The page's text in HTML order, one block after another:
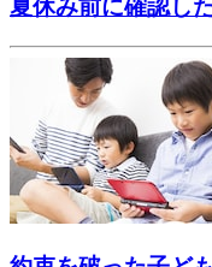
夏休み前に確認し